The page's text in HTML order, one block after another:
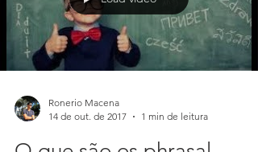
Load video
14 de out. de 2017
1 min de leitura